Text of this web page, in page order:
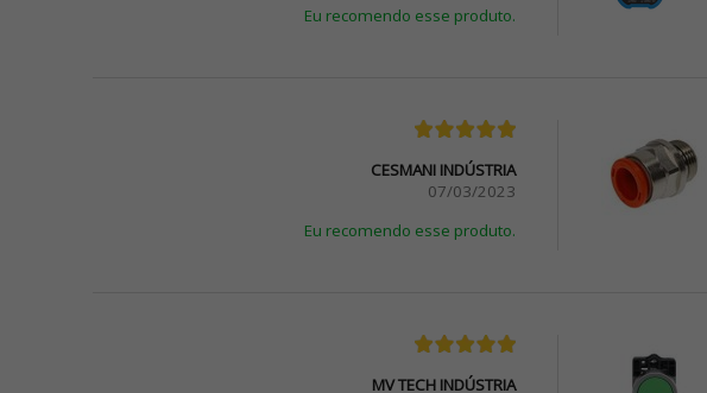
Eu recomendo esse produto.
CESMANI INDÚSTRIA
07/03/2023
Eu recomendo esse produto.
MV TECH INDÚSTRIA